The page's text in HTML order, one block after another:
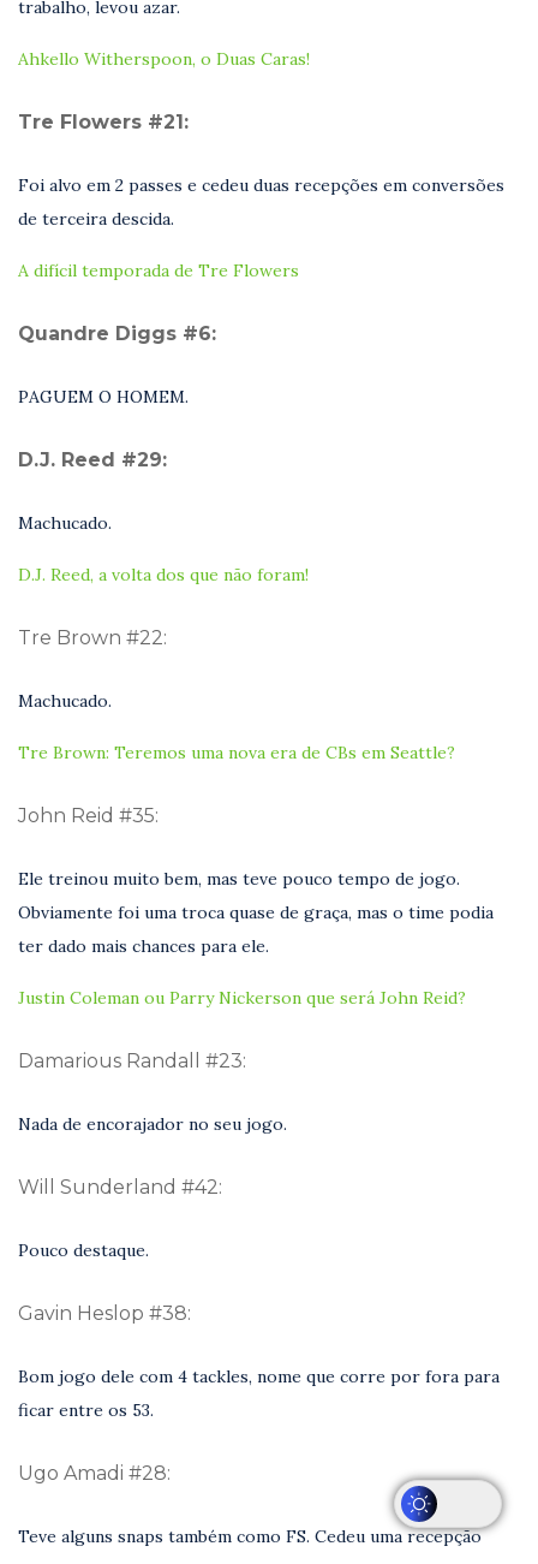
trabalho, levou azar.
Ahkello Witherspoon, o Duas Caras!
Tre Flowers #21:
Foi alvo em 2 passes e cedeu duas recepções em conversões
de terceira descida.
A difícil temporada de Tre Flowers
Quandre Diggs #6:
PAGUEM O HOMEM.
D.J. Reed #29:
Machucado.
D.J. Reed, a volta dos que não foram!
Tre Brown #22:
Machucado.
Tre Brown: Teremos uma nova era de CBs em Seattle?
John Reid #35:
Ele treinou muito bem, mas teve pouco tempo de jogo.
Obviamente foi uma troca quase de graça, mas o time podia
ter dado mais chances para ele.
Justin Coleman ou Parry Nickerson que será John Reid?
Damarious Randall #23:
Nada de encorajador no seu jogo.
Will Sunderland #42:
Pouco destaque.
Gavin Heslop #38:
Bom jogo dele com 4 tackles, nome que corre por fora para
ficar entre os 53.
Ugo Amadi #28:
Teve alguns snaps também como FS. Cedeu uma recepção